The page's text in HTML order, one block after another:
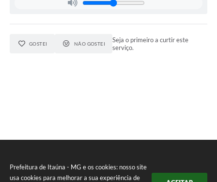
Prefeitura de Itaúna - MG e os cookies: nosso site
usa cookies para melhorar a sua experiência de
GOSTEI NÃO GOSTEI
Seja o primeiro a curtir este
serviço.